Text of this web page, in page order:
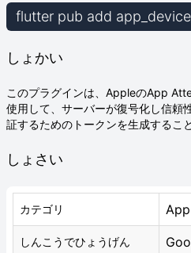
flutter pub add
しょかい
このプラグインは、AppleのApp
使用して、サーバーが復号化し信頼
証するためのトークンを生成するこ
しょさい
カテゴリ
しんこうでひょうげん